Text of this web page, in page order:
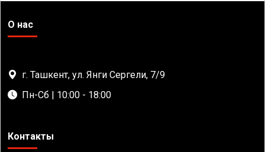
О нас
г. Ташкент, ул. Янги Сергели, 7/9
Пн-Сб | 10:00 - 18:00
Контакты